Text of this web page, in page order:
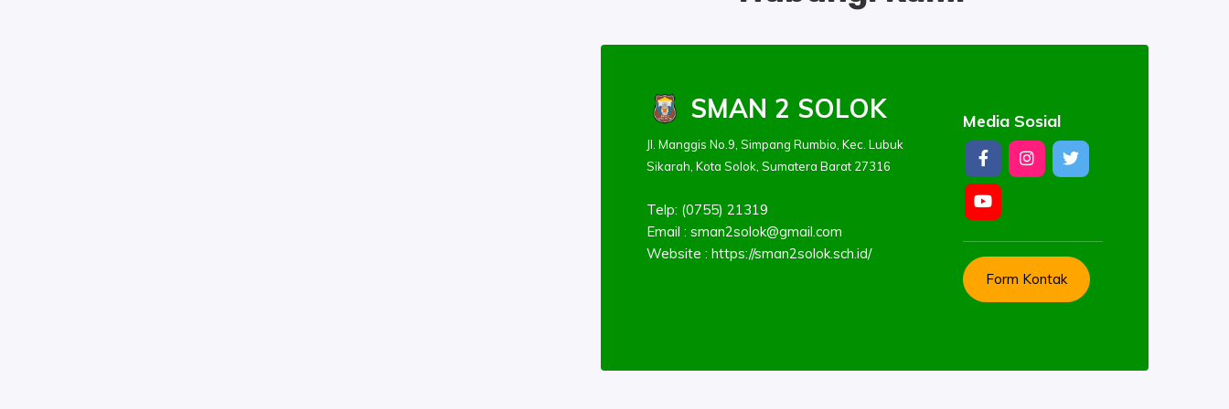
SMAN 2 SOLOK
Jl. Manggis No.9, Simpang Rumbio, Kec. Lubuk
Sikarah, Kota Solok, Sumatera Barat 27316
Telp: (0755) 21319
Email : sman2solok@gmail.com
Website : https://sman2solok.sch.id/
Media Sosial
Form Kontak